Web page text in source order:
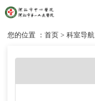
您的位置 ： 首页 > 科室导航